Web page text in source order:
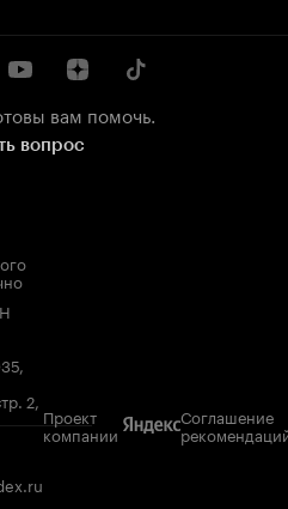
вам помочь.
вопрос
2,
Проект
компании
Соглашение